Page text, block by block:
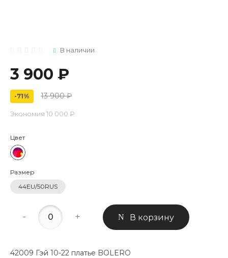
В наличии
3 900 ₽
-71% 13 900 ₽
Экономия 10 000 ₽
Цвет
Размер
44EU/50RUS
- + В корзину
42009 Гэй 10-22 платье BOLERO